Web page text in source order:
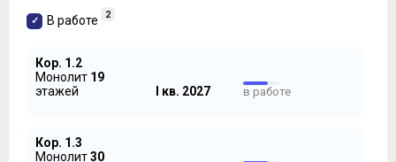
В работе 2
Кор. 1.2
Монолит 19
этажей
I кв. 2027 в работе
Кор. 1.3
Монолит30